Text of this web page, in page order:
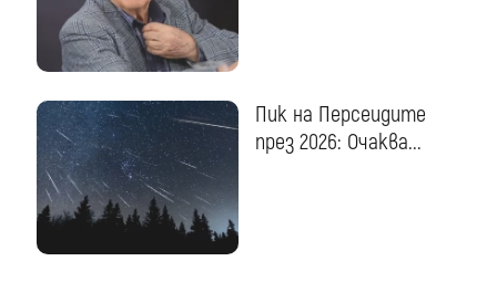
Пик на Персеидите
през 2026: Очаква...